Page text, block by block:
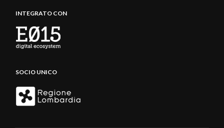
INTEGRATO CON
SOCIO UNICO